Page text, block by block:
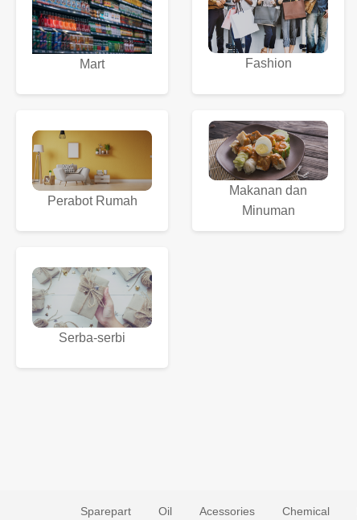
Mart Fashion
Perabot Rumah
Makanan dan
Minuman
Serba-serbi
Sparepart Oil Acessories Chemical